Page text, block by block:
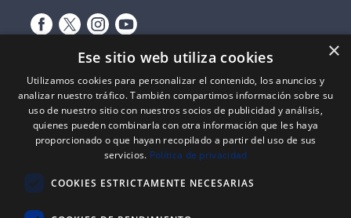
Expediente nº: 06/18/SO/0026
Proyecto financiado por el Fondo Europeo de Desarrollo Regional
(FEDER) de la Unión Europea y la Junta de Castilla y León, a través del
Instituto para la Competitividad Empresarial de Castilla y León
×
Ese sitio web utiliza cookies
Utilizamos cookies para personalizar el contenido, los anuncios y
analizar nuestro tráfico. También compartimos información sobre su
uso de nuestro sitio con nuestros socios de publicidad y análisis,
quienes pueden combinarla con otra información que les haya
proporcionado o que hayan recopilado a partir del uso de sus
servicios. Política de privacidad
COOKIES ESTRICTAMENTE NECESARIAS